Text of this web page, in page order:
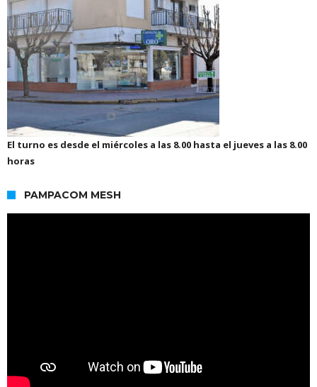
El turno es desde el miércoles a las 8.00 hasta el jueves a las 8.00
horas
PAMPACOM MESH